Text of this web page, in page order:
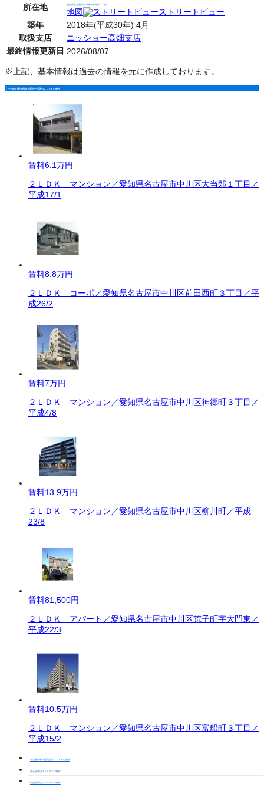
所在地 愛知県名古屋市中川区小本本町２丁目
地図
ストリートビュー
築年
2018年(平成30年) 4月
取扱支店
ニッショー高畑支店
最終情報更新日 2026/08/07
※上記、基本情報は過去の情報を元に作成しております。
その他の愛知県名古屋市中川区の２ＬＤＫの物件
賃料6.1万円
２ＬＤＫ マンション／愛知県名古屋市中川区大当郎１丁目／
平成17/1
賃料8.8万円
２ＬＤＫ コーポ／愛知県名古屋市中川区前田西町３丁目／平
成26/2
賃料7万円
２ＬＤＫ マンション／愛知県名古屋市中川区神郷町３丁目／
平成4/8
賃料13.9万円
２ＬＤＫ マンション／愛知県名古屋市中川区柳川町／平成
23/8
賃料81,500円
２ＬＤＫ アパート／愛知県名古屋市中川区荒子町字大門東／
平成22/3
賃料10.5万円
２ＬＤＫ マンション／愛知県名古屋市中川区富船町３丁目／
平成15/2
名古屋市中川区周辺の２ＬＤＫの物件
荒子駅周辺の２ＬＤＫの物件
烏森駅周辺の２ＬＤＫの物件